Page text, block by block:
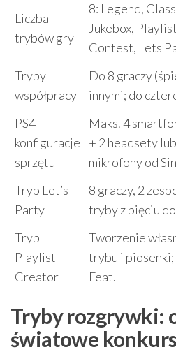
Liczba
trybów gry
8: Legend,
Jukebox,
Contest, Lets
Tryby
współpracy
Do 8 graczy
innymi; do
PS4 –
konfiguracje
sprzętu
Maks. 4
+ 2 headsety
mikrofony od
Tryb Let’s
Party
8 graczy, 2
tryby z pięciu
Tryb
Playlist
Creator
Tworzenie
trybu i
Feat.
Tryby rozgrywki:
światowe